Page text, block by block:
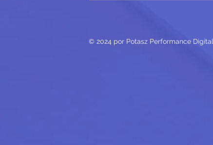
© 2024 por Potasz Performance Digital